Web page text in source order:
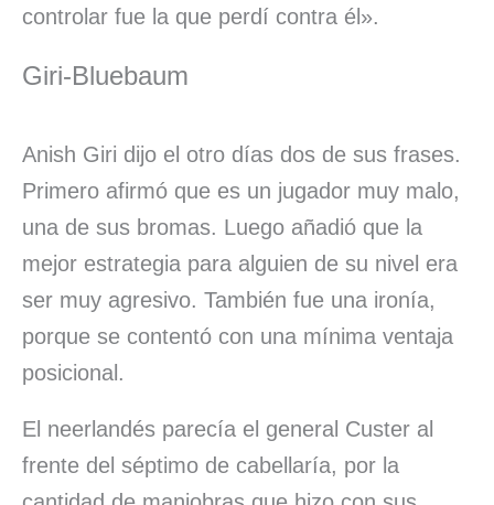
controlar fue la que perdí contra él».
Giri-Bluebaum
Anish Giri dijo el otro días dos de sus frases.
Primero afirmó que es un jugador muy malo,
una de sus bromas. Luego añadió que la
mejor estrategia para alguien de su nivel era
ser muy agresivo. También fue una ironía,
porque se contentó con una mínima ventaja
posicional.
El neerlandés parecía el general Custer al
frente del séptimo de cabellaría, por la